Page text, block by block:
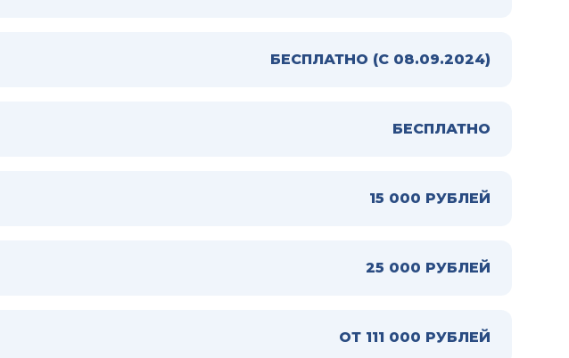
БЕСПЛАТНО (С 08.09.2024)
БЕСПЛАТНО
15 000 РУБЛЕЙ
25 000 РУБЛЕЙ
ОТ 111 000 РУБЛЕЙ